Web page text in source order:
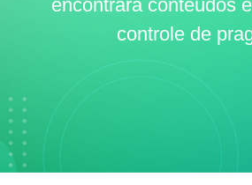
encontrará conteúdos
controle de